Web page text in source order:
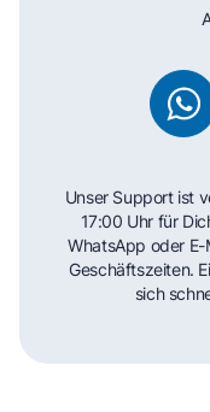
Unser Support ist
17:00 Uhr für
WhatsApp oder
Geschäftszeiten.
sich